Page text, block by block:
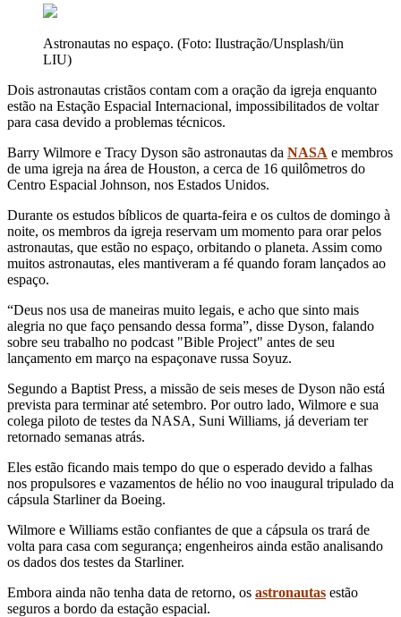
Astronautas no espaço. (Foto: Ilustração/Unsplash/ün
LIU)
Dois astronautas cristãos contam com a oração da igreja enquanto
estão na Estação Espacial Internacional, impossibilitados de voltar
para casa devido a problemas técnicos.
Barry Wilmore e Tracy Dyson são astronautas da NASA e membros
de uma igreja na área de Houston, a cerca de 16 quilômetros do
Centro Espacial Johnson, nos Estados Unidos.
Durante os estudos bíblicos de quarta-feira e os cultos de domingo à
noite, os membros da igreja reservam um momento para orar pelos
astronautas, que estão no espaço, orbitando o planeta. Assim como
muitos astronautas, eles mantiveram a fé quando foram lançados ao
espaço.
“Deus nos usa de maneiras muito legais, e acho que sinto mais
alegria no que faço pensando dessa forma”, disse Dyson, falando
sobre seu trabalho no podcast "Bible Project" antes de seu
lançamento em março na espaçonave russa Soyuz.
Segundo a Baptist Press, a missão de seis meses de Dyson não está
prevista para terminar até setembro. Por outro lado, Wilmore e sua
colega piloto de testes da NASA, Suni Williams, já deveriam ter
retornado semanas atrás.
Eles estão ficando mais tempo do que o esperado devido a falhas
nos propulsores e vazamentos de hélio no voo inaugural tripulado da
cápsula Starliner da Boeing.
Wilmore e Williams estão confiantes de que a cápsula os trará de
volta para casa com segurança; engenheiros ainda estão analisando
os dados dos testes da Starliner.
Embora ainda não tenha data de retorno, os astronautas estão
seguros a bordo da estação espacial.